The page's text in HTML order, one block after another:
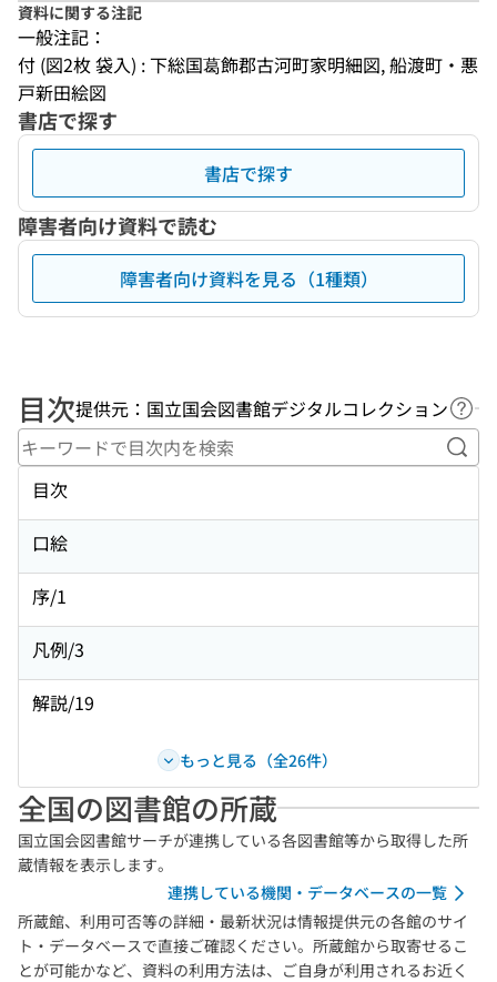
資料に関する注記
一般注記：
付 (図2枚 袋入) : 下総国葛飾郡古河町家明細図, 船渡町・悪
戸新田絵図
書店で探す
書店で探す
障害者向け資料で読む
障害者向け資料を見る（1種類）
目次提供元：国立国会図書館デジタルコレクション ヘ
キ
目次
口絵
序/1
凡例/3
解説/19
もっと見る（全26件）
全国の図書館の所蔵
国立国会図書館サーチが連携している各図書館等から取得した所
蔵情報を表示します。
連携している機関・データベースの一覧
所蔵館、利用可否等の詳細・最新状況は情報提供元の各館のサイ
ト・データベースで直接ご確認ください。所蔵館から取寄せるこ
とが可能かなど、資料の利用方法は、ご自身が利用されるお近く